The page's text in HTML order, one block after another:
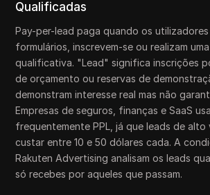
Qualificadas
Pay-per-lead paga quando os utilizadores
formulários, inscrevem-se ou realizam
qualificativa. "Lead" significa inscrições
de orçamento ou reservas de
demonstram interesse real mas não
Empresas de seguros, finanças e SaaS
frequentemente PPL, já que leads de alto
custar entre 10 e 50 dólares cada. A
Rakuten Advertising analisam os leads
só recebes por aqueles que passam.